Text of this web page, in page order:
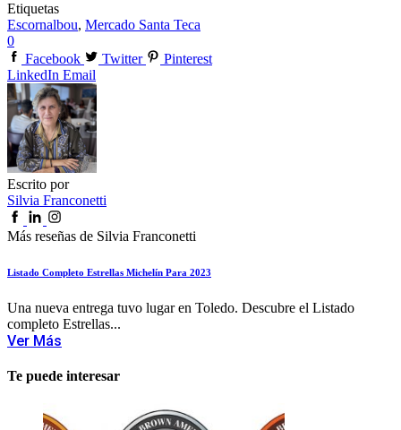
Etiquetas
Escornalbou, Mercado Santa Teca
0
Facebook
Twitter
Pinterest
LinkedIn Email
Escrito por
Silvia Franconetti
Más reseñas de Silvia Franconetti
Listado Completo Estrellas Michelín Para 2023
Una nueva entrega tuvo lugar en Toledo. Descubre el Listado
completo Estrellas...
Ver Más
Te puede interesar